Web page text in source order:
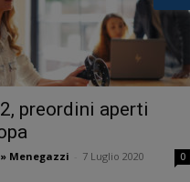
preordini aperti
Menegazzi 7 Luglio 2020 0